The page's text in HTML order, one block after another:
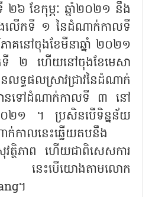
២៦ ខែកុម្ភៈ ឆ្នាំ២០២១ នឹង
ងលើកទី ១ នៃដំណាក់កាលទី
គនៅចុងខែមីនាឆ្នាំ ២០២១
កទី ២ ហើយនៅចុងខែមេសា
ទ្ធផលស្រាវជ្រាវនៃដំណាក់
នទៅដំណាក់កាលទី ៣ នៅ
០២១ ។ ប្រសិនបើទិន្នន័យ
ក់កាលនេះឆ្លើយតបនឹង
វត្ថិភាព ហើយជាពិសេសការ
នេះបើយោងតាមលោក
។